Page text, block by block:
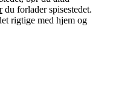
du forlader spisestedet.
rigtige med hjem og